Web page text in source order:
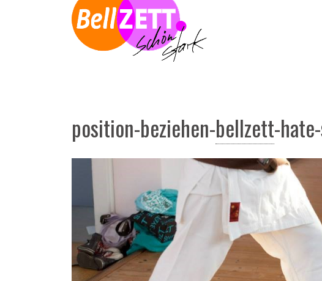
position-beziehen-bellzett-